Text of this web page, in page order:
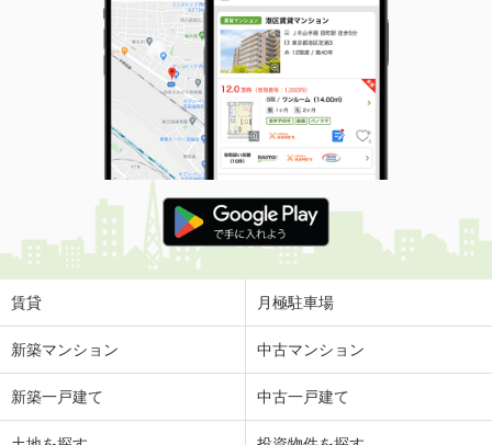
賃貸 月極駐車場
新築マンション 中古マンション
新築一戸建て 中古一戸建て